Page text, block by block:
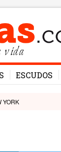
vida
ESCUDOS
YORK